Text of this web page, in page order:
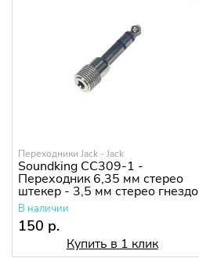
Переходники Jack - Jack
Soundking CC309-1 -
Переходник 6,35 мм стерео
штекер - 3,5 мм стерео гнездо
В наличии
150 р.
Купить в 1 клик